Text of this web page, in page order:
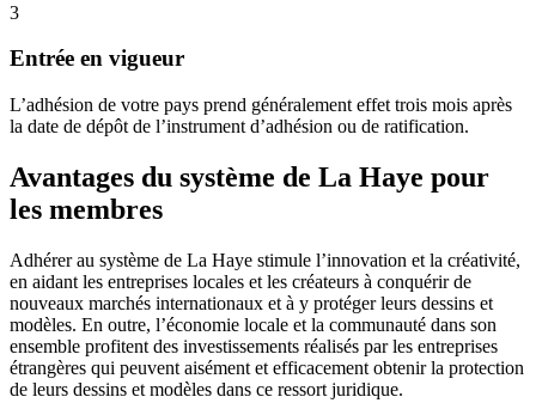
3
Entrée en vigueur
L’adhésion de votre pays prend généralement effet trois mois après
la date de dépôt de l’instrument d’adhésion ou de ratification.
Avantages du système de La Haye pour
les membres
Adhérer au système de La Haye stimule l’innovation et la créativité,
en aidant les entreprises locales et les créateurs à conquérir de
nouveaux marchés internationaux et à y protéger leurs dessins et
modèles. En outre, l’économie locale et la communauté dans son
ensemble profitent des investissements réalisés par les entreprises
étrangères qui peuvent aisément et efficacement obtenir la protection
de leurs dessins et modèles dans ce ressort juridique.